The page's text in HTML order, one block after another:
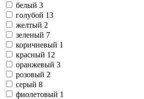
белый 3
голубой 13
желтый 2
зеленый 7
коричневый 1
красный 12
оранжевый 3
розовый 2
серый 8
фиолетовый 1